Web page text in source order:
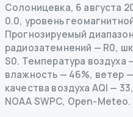
Солоницевка, 6 августа
0.0, уровень
Прогнозируемый диапазон
радиозатемнений — R0,
S0. Температура воздуха
влажность — 46%, ветер
качества воздуха AQI —
NOAA SWPC, Open-Meteo.